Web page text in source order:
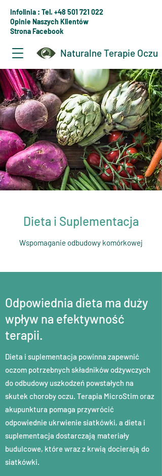
Naturalne Terapie Oczu
Infolinia : Tel. +48 501 721 022
Opinie Naszych Klientów
Strona Facebook
Dieta i Suplementacja
Wspomaganie odbudowy komórkowej
Odpowiednia dieta ma duży
wpływ na efektywność
terapii.
Dieta i suplementacja powinna zapewnić
oczom potrzebnych składników odżywczych
do odbudowy uszkodzeń powstałych na
skutek choroby oczu. Terapia MicroStim oraz
akupunktura pomaga przywrócić
odpowiednie ukrwienie siatkówki, a dieta i
suplementacja dostarczają materiały
budulcowe, które wraz z krwią docierają do
siatkówki.